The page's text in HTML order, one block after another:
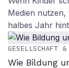
Medien nutzen,
halbes Jahr
GESELLSCHAFT &
Wie Bildung